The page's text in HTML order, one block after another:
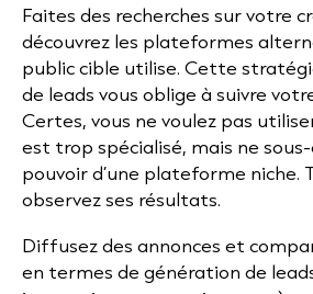
Faites des recherches sur votre
découvrez les plateformes
public cible utilise. Cette
de leads vous oblige à suivre
Certes, vous ne voulez pas
est trop spécialisé, mais ne
pouvoir d’une plateforme niche.
observez ses résultats.
Diffusez des annonces et
en termes de génération de